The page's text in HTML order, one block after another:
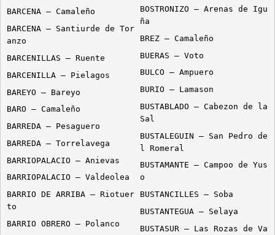
BARCENA – Camaleño
BARCENA – Santiurde de Tor
anzo
BARCENILLAS – Ruente
BARCENILLA – Pielagos
BAREYO – Bareyo
BARO – Camaleño
BARREDA – Pesaguero
BARREDA – Torrelavega
BARRIOPALACIO – Anievas
BARRIOPALACIO – Valdeolea
BARRIO DE ARRIBA – Riotuer
to
BARRIO OBRERO – Polanco
BOSTRONIZO – Arenas de Igu
ña
BREZ – Camaleño
BUERAS – Voto
BULCO – Ampuero
BURIO – Lamason
BUSTABLADO – Cabezon de la
Sal
BUSTALEGUIN – San Pedro de
l Romeral
BUSTAMANTE – Campoo de Yus
o
BUSTANCILLES – Soba
BUSTANTEGUA – Selaya
BUSTASUR – Las Rozas de Va